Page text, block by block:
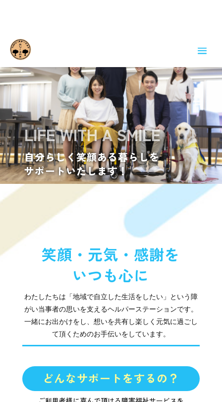
LIFE WITH A SMILE
自分らしく笑顔ある暮らしを
サポートいたします！
笑顔・元気・感謝を
いつも心に
わたしたちは「地域で自立した生活をしたい」という障
がい当事者の思いを支えるヘルパーステーションです。
一緒にお出かけをし、想いを共有し楽しく元気に過ごし
て頂くためのお手伝いをしています。
どんなサポートをするの？